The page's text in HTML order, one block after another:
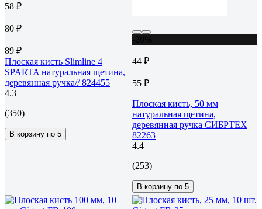
58 ₽
80 ₽
89 ₽
Плоская кисть Slimline 4
SPARTA натуральная щетина,
деревянная ручка// 824455
4.3
(350)
В корзину по 5
44 ₽
55 ₽
Плоская кисть, 50 мм
натуральная щетина,
деревянная ручка СИБРТЕХ
82263
4.4
(253)
В корзину по 5